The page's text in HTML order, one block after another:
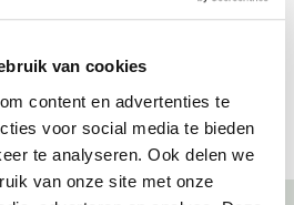
van cookies
content en advertenties te
voor social media te bieden
te analyseren. Ook delen we
van onze site met onze
alles van Kastel